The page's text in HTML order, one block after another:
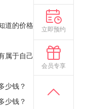
道的价格信
属于自己的
少钱？
少钱？
立即预约
会员专享